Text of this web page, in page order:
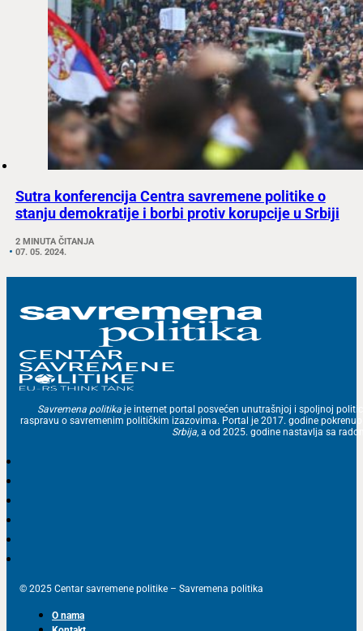
Sutra konferencija Centra savremene politike o
stanju demokratije i borbi protiv korupcije u Srbiji
2 MINUTA ČITANJA
07. 05. 2024.
Savremena politika je internet portal posvećen unutrašnjoj i spoljnoj
raspravu o savremenim političkim izazovima. Portal je 2017. godine
Srbija, a od 2025. godine nastavlja sa
© 2025 Centar savremene politike – Savremena politika
O nama